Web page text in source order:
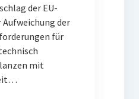
der EU-
der
für
mit